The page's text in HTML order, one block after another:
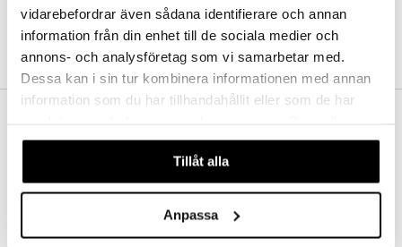
vidarebefordrar även sådana identifierare och annan
information från din enhet till de sociala medier och
annons- och analysföretag som vi samarbetar med.
Dessa kan i sin tur kombinera informationen med annan
information som du har tillhandahållit eller som de har
våra cookies vid fortsatt användande av vår webbplats.
Tillåt alla
Anpassa
LUO ASIAKAS
Aina maksuton vaihtoehto, huolimatta siitä ostatko yksittäisen
tuotteen tai koko tilauksellesi joka ylittää 50 €.
NOPEAT TOIMITUKSET
Ennen kello 13.00 tehdyt tilaukset lähetetään normaalisti samana